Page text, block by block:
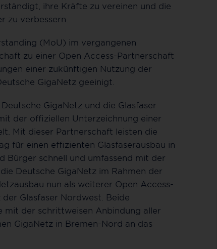
ihre Kräfte zu vereinen und die
zu verbessern.
(MoU) im vergangenen
zu einer Open Access-Partnerschaft
einer zukünftigen Nutzung der
GigaNetz geeinigt.
GigaNetz und die Glasfaser
der offiziellen Unterzeichnung einer
Mit dieser Partnerschaft leisten die
für einen effizienten Glasfaserausbau in
Bürger schnell und umfassend mit der
Deutsche GigaNetz im Rahmen der
nun als weiterer Open Access-
Glasfaser Nordwest. Beide
mit der schrittweisen Anbindung aller
GigaNetz in Bremen-Nord an das